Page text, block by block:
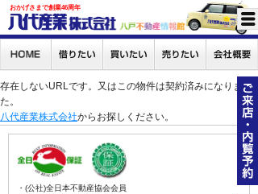
おかげさまで創業46周年
存在しないURLです。又はこの物件は契約済みになりまし
た。
八代産業株式会社からお探しください。
・(公社)全日本不動産協会会員